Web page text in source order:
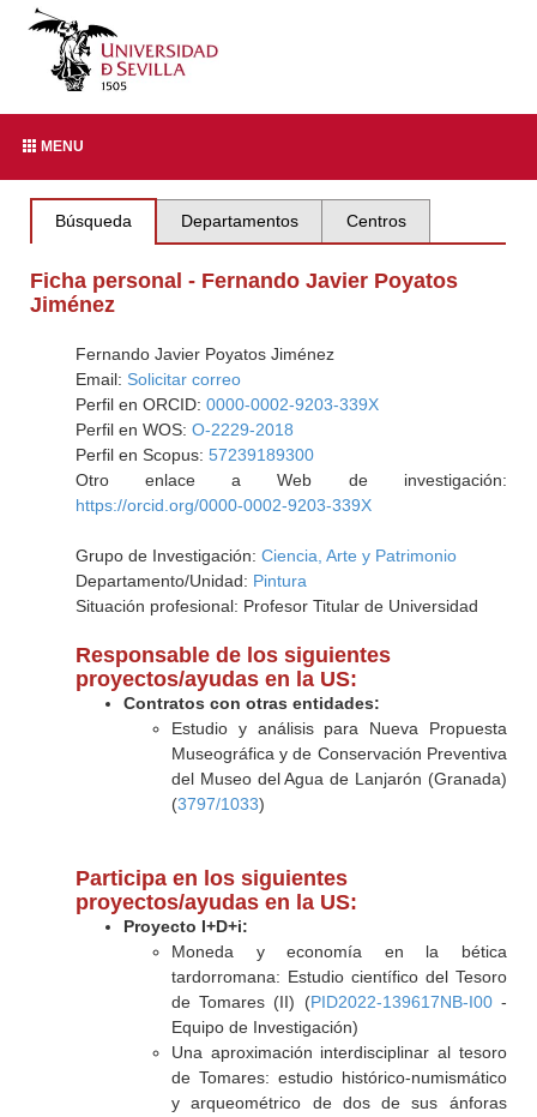
MENU
Búsqueda Departamentos Centros
Ficha personal - Fernando Javier Poyatos
Jiménez
Fernando Javier Poyatos Jiménez
Email: Solicitar correo
Perfil en ORCID: 0000-0002-9203-339X
Perfil en WOS: O-2229-2018
Perfil en Scopus: 57239189300
Otro enlace a Web de investigación:
https://orcid.org/0000-0002-9203-339X
Grupo de Investigación: Ciencia, Arte y Patrimonio
Departamento/Unidad: Pintura
Situación profesional: Profesor Titular de Universidad
Responsable de los siguientes
proyectos/ayudas en la US:
Contratos con otras entidades:
Estudio y análisis para Nueva Propuesta
Museográfica y de Conservación Preventiva
del Museo del Agua de Lanjarón (Granada)
(3797/1033)
Participa en los siguientes
proyectos/ayudas en la US:
Proyecto I+D+i:
Moneda y economía en la bética
tardorromana: Estudio científico del Tesoro
de Tomares (II) (PID2022-139617NB-I00-
Equipo de Investigación)
Una aproximación interdisciplinar al tesoro
de Tomares: estudio histórico-numismático
y arqueométrico de dos de sus ánforas